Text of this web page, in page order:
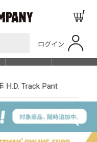
ログイン
SHOP LIST
H.D. Track Pant